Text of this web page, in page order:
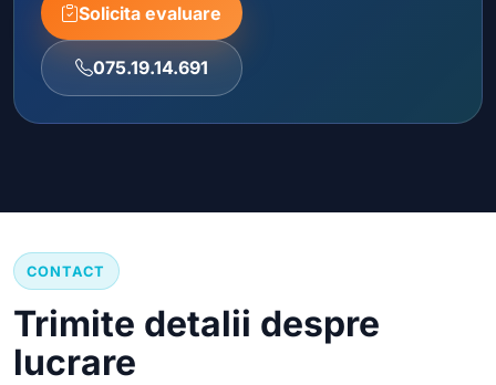
Solicita evaluare
075.19.14.691
CONTACT
Trimite detalii despre
lucrare